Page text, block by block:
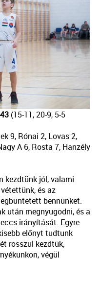
(15-11, 20-9, 5-5
9, Rónai 2, Lovas 2,
A 6, Rosta 7, Hanzély
kezdtünk jól, valami
és az
bennünket.
után megnyugodni, és a
irányítását. Egyre
előnyt tudtunk
rosszul kezdtük,
végül